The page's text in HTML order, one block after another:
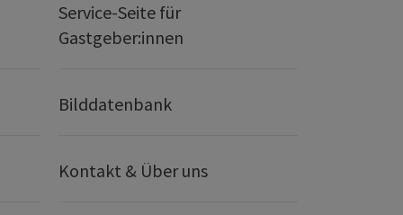
Service-Seite für
Gastgeber:innen
Bilddatenbank
Kontakt & Über uns